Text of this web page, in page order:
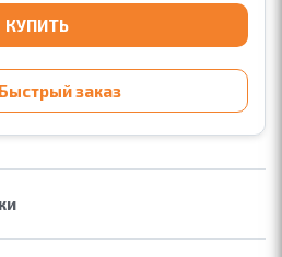
КУПИТЬ
Быстрый заказ